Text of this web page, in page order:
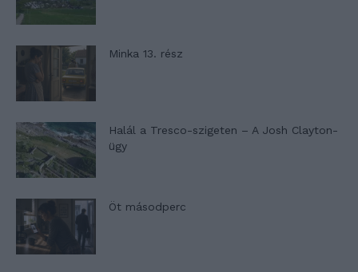
Minka 13. rész
Halál a Tresco-szigeten – A Josh Clayton-
ügy
Öt másodperc